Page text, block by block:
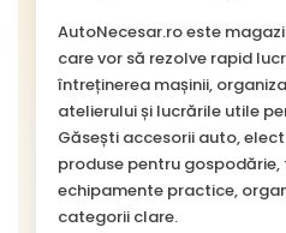
AutoNecesar.ro este
care vor să rezolve rapid
întreținerea mașinii,
atelierului și lucrările utile
Găsești accesorii auto,
produse pentru gospodărie,
echipamente practice,
categorii clare.